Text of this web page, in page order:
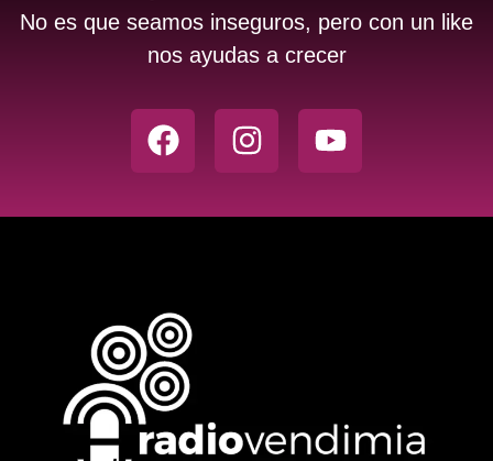
No es que seamos inseguros, pero con un like
nos ayudas a crecer